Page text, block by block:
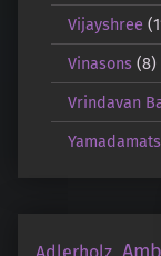
Vijayshree
Vinasons(8)
Vrindavan